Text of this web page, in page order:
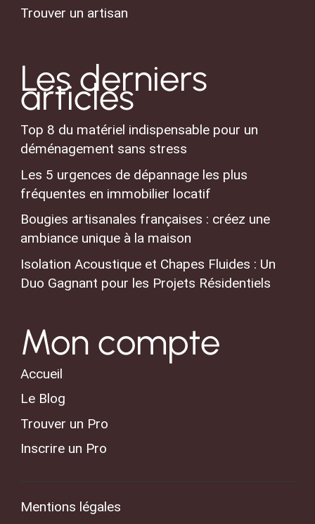
Trouver un artisan
Les derniers
articles
Top 8 du matériel indispensable pour un
déménagement sans stress
Les 5 urgences de dépannage les plus
fréquentes en immobilier locatif
Bougies artisanales françaises : créez une
ambiance unique à la maison
Isolation Acoustique et Chapes Fluides : Un
Duo Gagnant pour les Projets Résidentiels
Mon compte
Accueil
Le Blog
Trouver un Pro
Inscrire un Pro
Mentions légales